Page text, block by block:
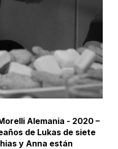
Alemania - 2020 –
de Lukas de siete
y Anna están